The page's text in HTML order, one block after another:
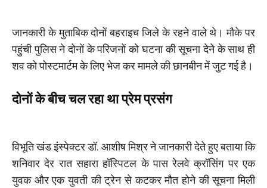
जानकारी के मुताबिक दोनों बहराइच जिले के रहने वाले थे। मौके पर
पहुंची पुलिस ने दोनों के परिजनों को घटना की सूचना देने के साथ ही
शव को पोस्टमार्टम के लिए भेज कर मामले की छानबीन में जुट गई है।
दोनों के बीचचल रहा था प्रेम प्रसंग
विभूति खंड इंस्पेक्टर डॉ. आशीष मिश्र ने जानकारी देते हुए बताया कि
शनिवार देर रात सहारा हॉस्पिटल के पास रेलवे क्रॉसिंग पर एक
युवक और एक युवती की ट्रेन से कटकर मौत होने की सूचना मिली